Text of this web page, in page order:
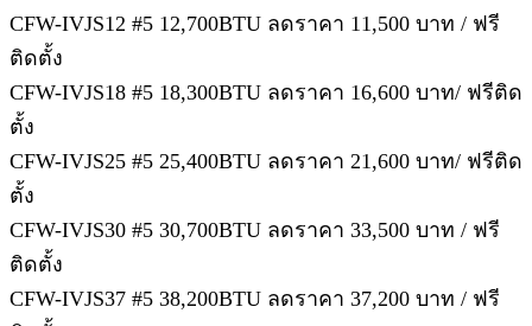
CFW-IVJS12 #5 12,700BTU ลดราคา 11,500 บาท / ฟรี
ติดตั้ง
CFW-IVJS18 #5 18,300BTU ลดราคา 16,600 บาท/ ฟรีติด
ตั้ง
CFW-IVJS25 #5 25,400BTU ลดราคา 21,600 บาท/ ฟรีติด
ตั้ง
CFW-IVJS30 #5 30,700BTU ลดราคา 33,500 บาท / ฟรี
ติดตั้ง
CFW-IVJS37 #5 38,200BTU ลดราคา 37,200 บาท / ฟรี